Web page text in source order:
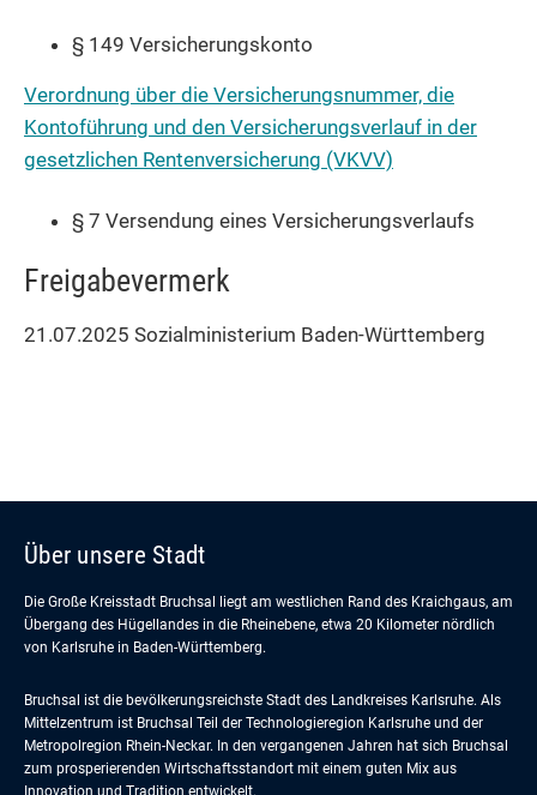
§ 149 Versicherungskonto
Verordnung über die Versicherungsnummer, die
Kontoführung und den Versicherungsverlauf in der
gesetzlichen Rentenversicherung (VKVV)
§ 7 Versendung eines Versicherungsverlaufs
Freigabevermerk
21.07.2025 Sozialministerium Baden-Württemberg
Über unsere Stadt
Die Große Kreisstadt Bruchsal liegt am westlichen Rand des Kraichgaus, am
Übergang des Hügellandes in die Rheinebene, etwa 20 Kilometer nördlich
von Karlsruhe in Baden-Württemberg.
Bruchsal ist die bevölkerungsreichste Stadt des Landkreises Karlsruhe. Als
Mittelzentrum ist Bruchsal Teil der Technologieregion Karlsruhe und der
Metropolregion Rhein-Neckar. In den vergangenen Jahren hat sich Bruchsal
zum prosperierenden Wirtschaftsstandort mit einem guten Mix aus
Innovation und Tradition entwickelt.